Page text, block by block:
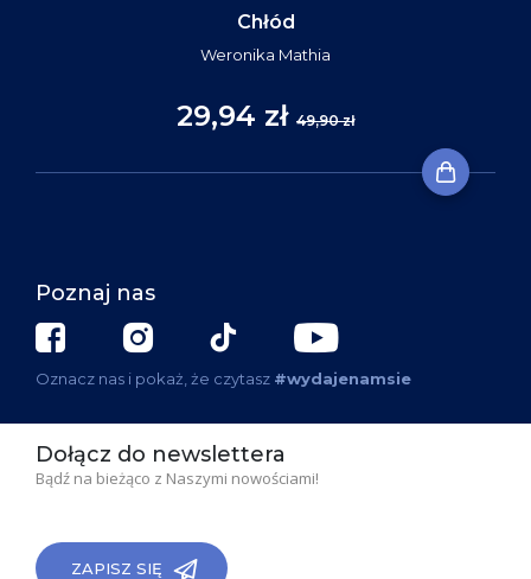
Chłód
Weronika Mathia
29,94 zł 49,90 zł
Poznaj nas
Oznacz nas i pokaż, że czytasz #wydajenamsie
Dołącz do newslettera
Bądź na bieżąco z Naszymi nowościami!
ZAPISZ SIĘ